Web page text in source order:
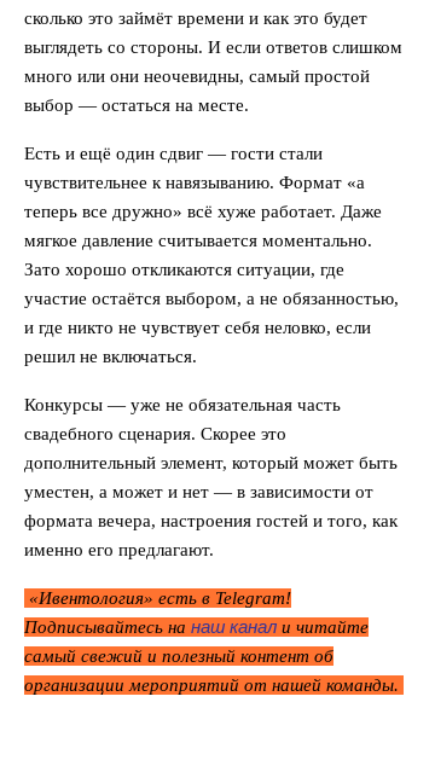
сколько это займёт времени и как это будет
выглядеть со стороны. И если ответов слишком
много или они неочевидны, самый простой
выбор — остаться на месте.
Есть и ещё один сдвиг — гости стали
чувствительнее к навязыванию. Формат «а
теперь все дружно» всё хуже работает. Даже
мягкое давление считывается моментально.
Зато хорошо откликаются ситуации, где
участие остаётся выбором, а не обязанностью,
и где никто не чувствует себя неловко, если
решил не включаться.
Конкурсы — уже не обязательная часть
свадебного сценария. Скорее это
дополнительный элемент, который может быть
уместен, а может и нет — в зависимости от
формата вечера, настроения гостей и того, как
именно его предлагают.
«Ивентология» есть в Telegram!
Подписывайтесь на наш канал и читайте
самый свежий и полезный контент об
организации мероприятий от нашей команды.